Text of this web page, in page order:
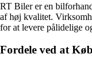
RT Biler er en
af høj kvalitet.
for at levere pålidelige
Fordele ved at